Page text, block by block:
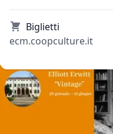
Biglietti
ecm.coopculture.it